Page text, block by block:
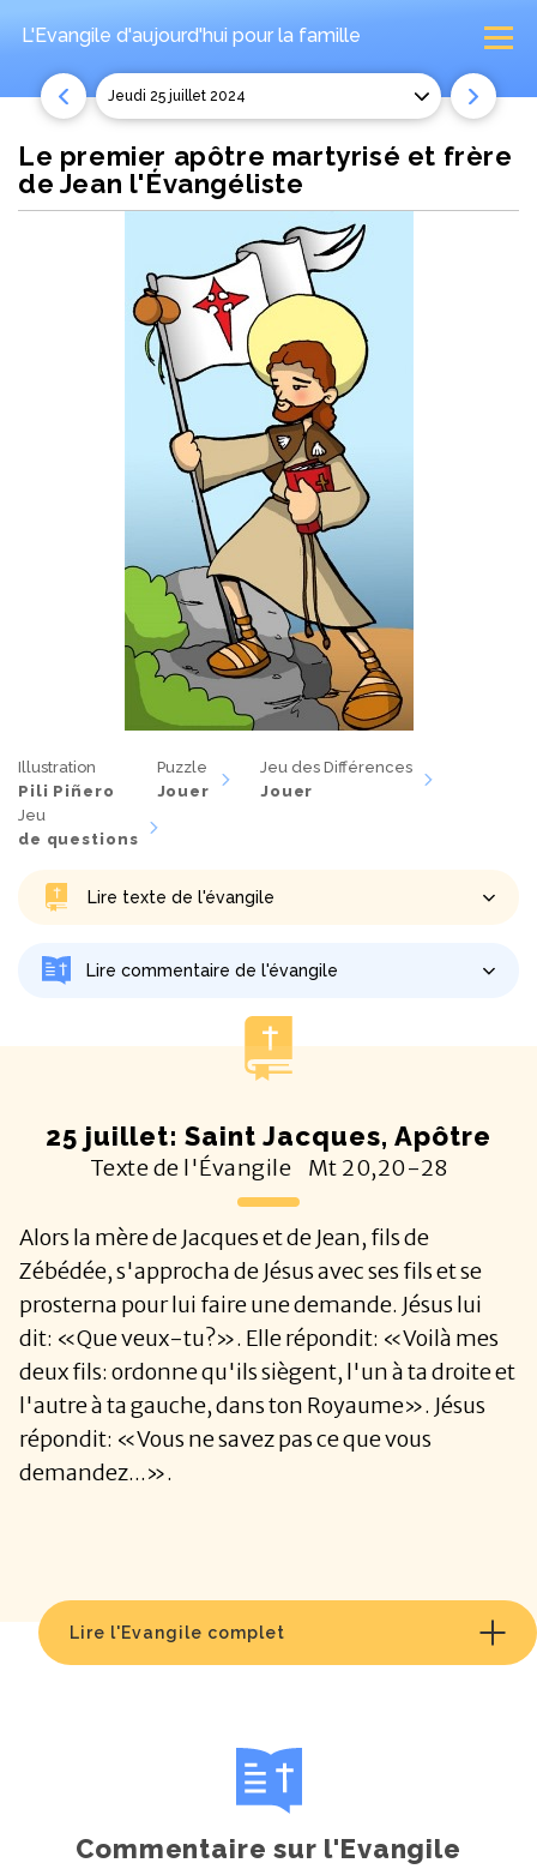
L'Evangile d'aujourd'hui pour la famille
jeudi 25 juillet 2024
Le premier apôtre martyrisé et frère
de Jean l'Évangéliste
Illustration
Pili Piñero
Puzzle
Jouer
Jeu des Différences
Jouer
Jeu
de questions
Lire texte de l'évangile
Lire commentaire de l'évangile
25 juillet: Saint Jacques, Apôtre
Texte de l'Évangile Mt 20,20-28
Alors la mère de Jacques et de Jean, fils de
Zébédée, s'approcha de Jésus avec ses fils et se
prosterna pour lui faire une demande. Jésus lui
dit: «Que veux-tu?». Elle répondit: «Voilà mes
deux fils: ordonne qu'ils siègent, l'un à ta droite et
l'autre à ta gauche, dans ton Royaume». Jésus
répondit: «Vous ne savez pas ce que vous
demandez...».
Lire l'Evangile complet
Commentaire sur l'Evangile